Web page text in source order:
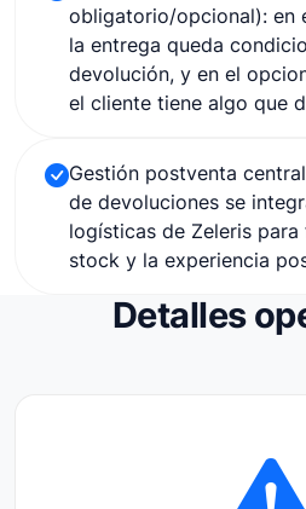
obligatorio/opcional): en
la entrega queda
devolución, y en el
el cliente tiene algo que
Gestión postventa
de devoluciones se
logísticas de Zeleris
stock y la experiencia
Detalles